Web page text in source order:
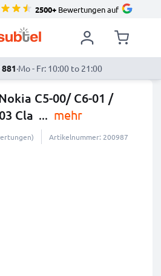
2500+Bewertungen auf
·Mo - Fr: 10:00 to 21:00
C5-00/ C6-01 /
Cla ... mehr
Artikelnummer: 200987